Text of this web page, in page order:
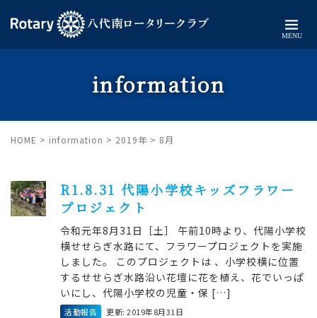
MENU
information
HOME > information > 2019年 > 8月
R1.8.31 代陽小学校キッズフラワー
プロジェクト
令和元年8月31日［土］ 午前10時より、代陽小学校
横せせらぎ水路にて、フラワープロジェクトを実施
しました。 このプロジェクトは 、小学校横に位置
するせせらぎ水路沿い花壇に花を植え、花でいっぱ
いにし、代陽小学校の児童・保 […]
活動報告 更新: 2019年8月31日